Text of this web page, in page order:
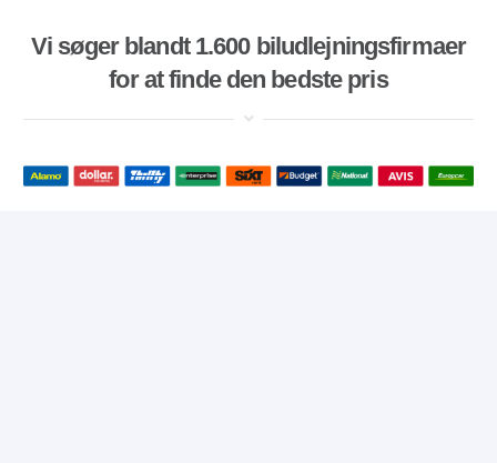
Vi søger blandt 1.600 biludlejningsfirmaer
for at finde den bedste pris